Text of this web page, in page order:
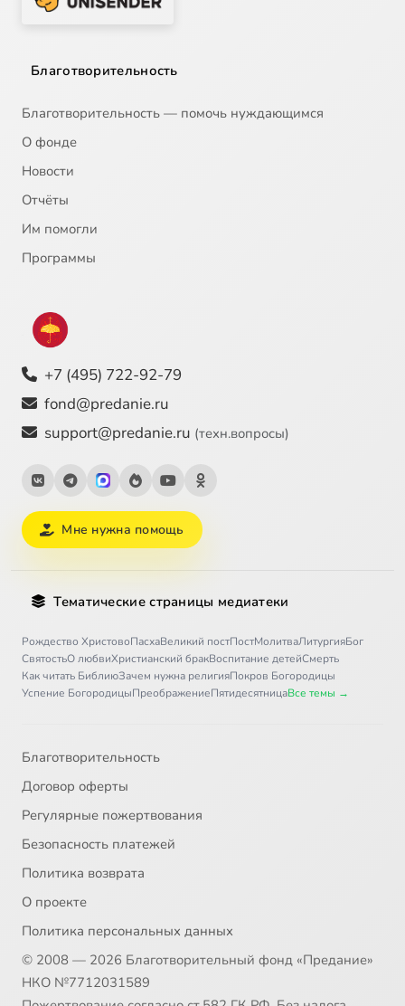
Благотворительность
Благотворительность — помочь нуждающимся
О фонде
Новости
Отчёты
Им помогли
Программы
+7 (495) 722-92-79
fond@predanie.ru
support@predanie.ru (техн.вопросы)
Мне нужна помощь
Тематические страницы медиатеки
Рождество ХристовоПасхаВеликий постПостМолитваЛитургияБог
СвятостьО любвиХристианский бракВоспитание детейСмерть
Как читать БиблиюЗачем нужна религияПокров Богородицы
Успение БогородицыПреображениеПятидесятницаВсе темы →
Благотворительность
Договор оферты
Регулярные пожертвования
Безопасность платежей
Политика возврата
О проекте
Политика персональных данных
© 2008 — 2026 Благотворительный фонд «Предание»
НКО №7712031589